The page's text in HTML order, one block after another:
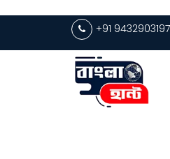
+91 9432903197